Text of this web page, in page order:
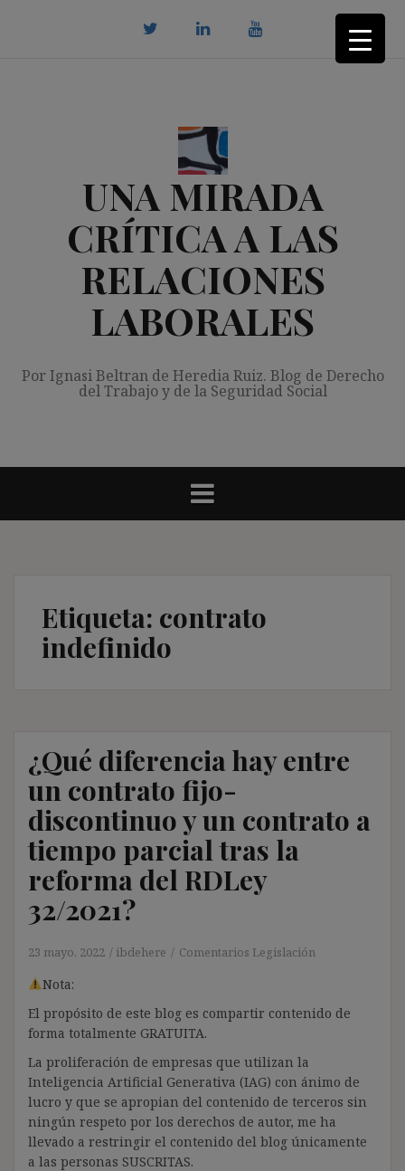
UNA MIRADA
CRÍTICA A LAS
RELACIONES
LABORALES
Por Ignasi Beltran de Heredia Ruiz. Blog de Derecho
del Trabajo y de la Seguridad Social
Etiqueta: contrato
indefinido
¿Qué diferencia hay entre
un contrato fijo-
discontinuo y un contrato a
tiempo parcial tras la
reforma del RDLey
32/2021?
23 mayo, 2022 ibdehere Comentarios Legislación
Nota:
El propósito de este blog es compartir contenido de
forma totalmente GRATUITA.
La proliferación de empresas que utilizan la
Inteligencia Artificial Generativa (IAG) con ánimo de
lucro y que se apropian del contenido de terceros sin
ningún respeto por los derechos de autor, me ha
llevado a restringir el contenido del blog únicamente
a las personas SUSCRITAS.